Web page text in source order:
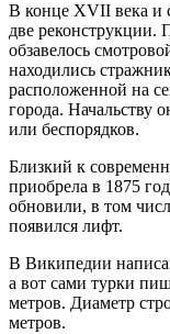
В конце XVII века и
две реконструкции.
обзавелось
находились
расположенной на
города. Начальству
или беспорядков.
Близкий к
приобрела в 1875
обновили, в том
появился лифт.
В Википедии
а вот сами турки
метров. Диаметр
метров.